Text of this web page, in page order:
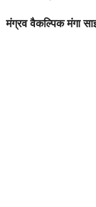
मंग्रव वैकल्पिक मंगा